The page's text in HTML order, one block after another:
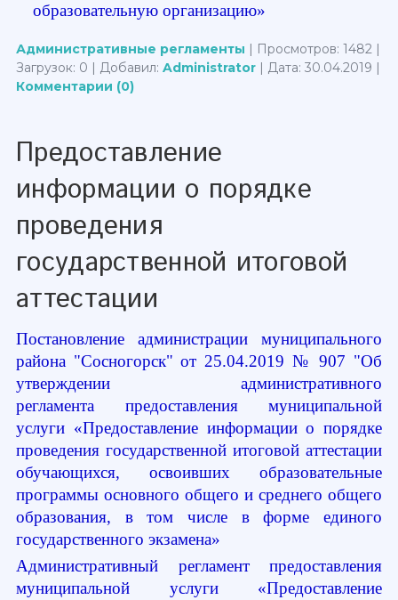
образовательную организацию»
Административные регламенты | Просмотров: 1482 |
Загрузок: 0 | Добавил: Administrator | Дата: 30.04.2019 |
Комментарии (0)
Предоставление
информации о порядке
проведения
государственной итоговой
аттестации
Постановление администрации муниципального
района "Сосногорск" от 25.04.2019 № 907 "Об
утверждении административного
регламента предоставления муниципальной
услуги «Предоставление информации о порядке
проведения государственной итоговой аттестации
обучающихся, освоивших образовательные
программы основного общего и среднего общего
образования, в том числе в форме единого
государственного экзамена»
Административный регламент предоставления
муниципальной услуги «Предоставление